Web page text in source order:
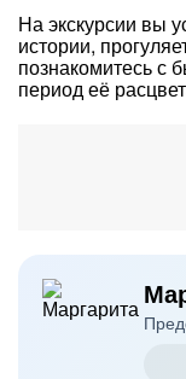
На экскурсии вы
истории,
познакомитесь с
период её